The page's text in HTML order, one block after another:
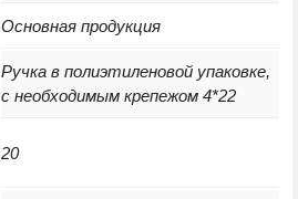
Основная продукция
Ручка в полиэтиленовой упаковке,
с необходимым крепежом 4*22
20